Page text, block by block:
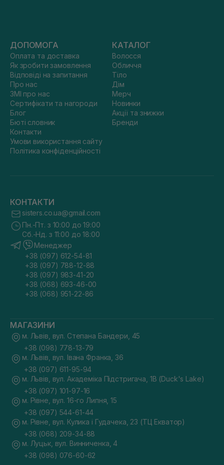
ДОПОМОГА
Оплата та доставка
Як зробити замовлення
Відповіді на запитання
Про нас
ЗМІ про нас
Сертифікати та нагороди
Блог
Бюті словник
Контакти
Умови використання сайту
Політика конфіденційності
КАТАЛОГ
Волосся
Обличчя
Тіло
Дім
Мерч
Новинки
Акції та знижки
Бренди
КОНТАКТИ
sisters.co.ua@gmail.com
Пн.-Пт. з 10:00 до 19:00
Сб.-Нд. з 11:00 до 18:00
Менеджер
+38 (097) 612-54-81
+38 (097) 788-12-88
+38 (097) 983-41-20
+38 (068) 693-46-00
+38 (068) 951-22-86
МАГАЗИНИ
м. Львів, вул. Степана Бандери, 45
+38 (098) 778-13-79
м. Львів, вул. Івана Франка, 36
+38 (097) 611-95-94
м. Львів, вул. Академіка Підстригача, 1В (Duck's Lake)
+38 (097) 101-97-16
м. Рівне, вул. 16-го Липня, 15
+38 (097) 544-61-44
м. Рівне, вул. Кулика і Гудачека, 23 (ТЦ Екватор)
+38 (068) 209-34-88
м. Луцьк, вул. Винниченка, 4
+38 (098) 076-60-62